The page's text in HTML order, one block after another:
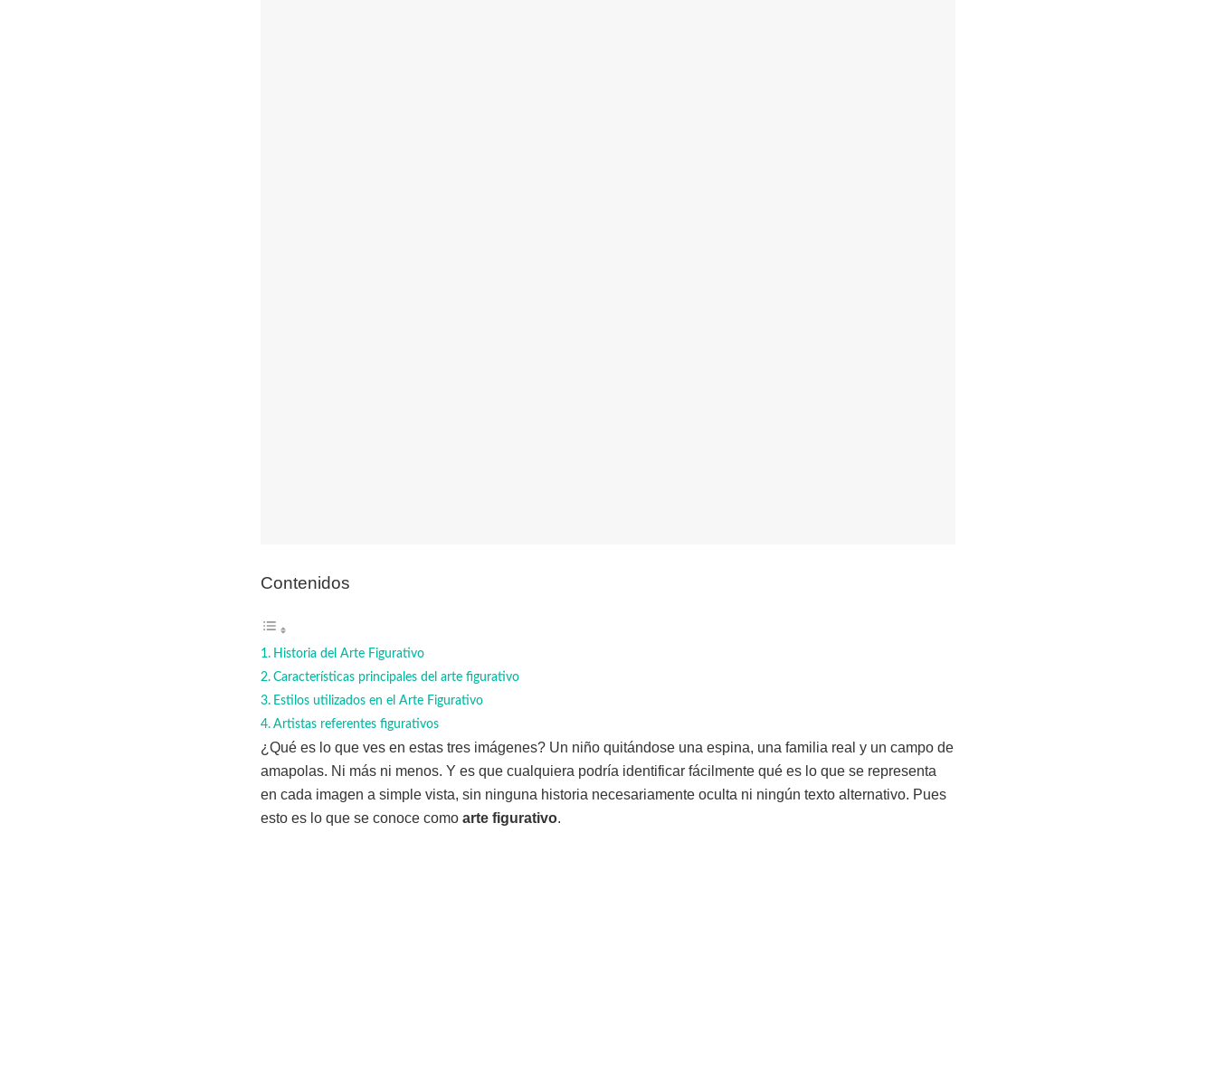
Contenidos
Historia del Arte Figurativo
Características principales del arte figurativo
Estilos utilizados en el Arte Figurativo
Artistas referentes figurativos
¿Qué es lo que ves en estas tres imágenes? Un niño quitándose una espina, una familia real y un campo de
amapolas. Ni más ni menos. Y es que cualquiera podría identificar fácilmente qué es lo que se representa
en cada imagen a simple vista, sin ninguna historia necesariamente oculta ni ningún texto alternativo. Pues
esto es lo que se conoce como arte figurativo.